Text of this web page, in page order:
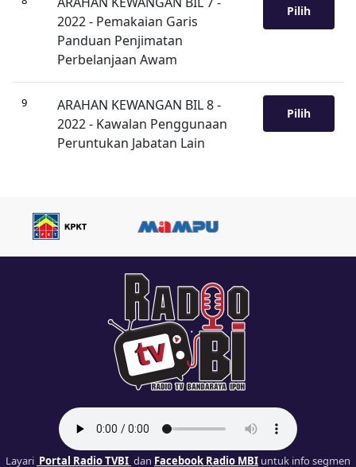
2022 - Pemakaian Garis
Panduan Penjimatan
Perbelanjaan Awam
Pilih
9
ARAHAN KEWANGAN BIL 8 -
2022 - Kawalan Penggunaan
Peruntukan Jabatan Lain
Pilih
Layari Portal Radio TVBI dan Facebook Radio MBI untuk info segmen